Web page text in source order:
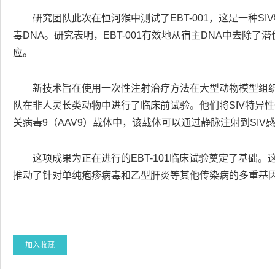
研究团队此次在恒河猴中测试了EBT-001，这是一种
毒DNA。研究表明，EBT-001有效地从宿主DNA中去除了
应。
新技术旨在使用一次性注射治疗方法在大型动物模型
队在非人灵长类动物中进行了临床前试验。他们将SIV特异
关病毒9（AAV9）载体中，该载体可以通过静脉注射到SIV
这项成果为正在进行的EBT-101临床试验奠定了基础。
推动了针对单纯疱疹病毒和乙型肝炎等其他传染病的多重基
加入收藏